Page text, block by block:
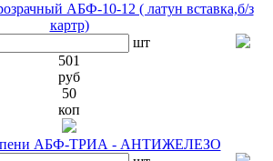
АБФ-10-12 ( латун вставка,б/з
картр)
шт
501
руб
50
коп
АБФ-ТРИА - АНТИЖЕЛЕЗО